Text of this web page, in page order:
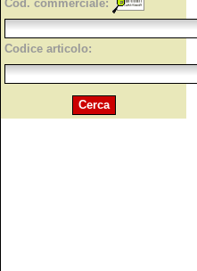
Cod. commerciale:
Codice articolo: